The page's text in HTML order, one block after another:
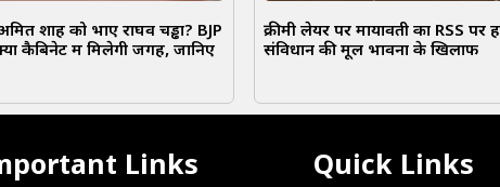
शाह को भाए राघव चड्ढा? BJP
कैबिनेट में मिलेगी जगह, जानिए
क्रीमी लेयर पर मायावती का RSS पर
संविधान की मूल भावना के खिलाफ
Links Quick Links